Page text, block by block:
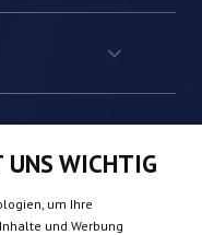
IE PL
UNS WICHTIG
um Ihre
und Werbung